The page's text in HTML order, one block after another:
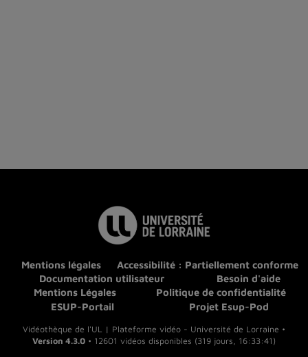
Mentions légales
Accessibilité : Partiellement conforme
Documentation utilisateur
Besoin d'aide
Mentions Légales
Politique de confidentialité
ESUP-Portail
Projet Esup-Pod
Vidéothèque de l'UL | Plateforme vidéo - Université de Lorraine •
Version 4.3.0 • 12601 vidéos disponibles (319 jours, 16:33:41)